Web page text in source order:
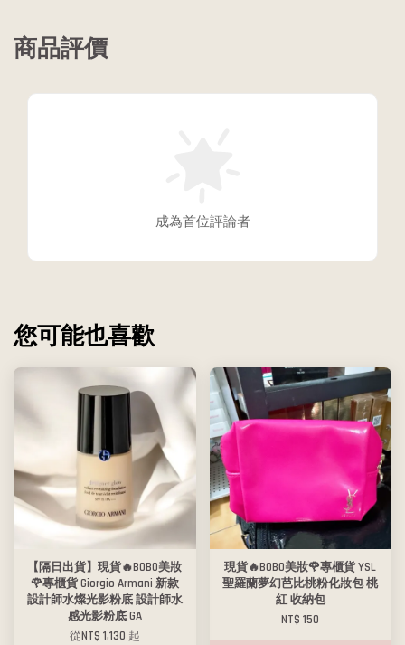
商品評價
成為首位評論者
您可能也喜歡
【隔日出貨】現貨🔥BOBO美妝
🌹專櫃貨 Giorgio Armani 新款
設計師水燦光影粉底 設計師水
感光影粉底 GA
從NT$ 1,130 起
現貨🔥BOBO美妝🌹專櫃貨 YSL
聖羅蘭夢幻芭比桃粉化妝包 桃
紅 收納包
NT$ 150